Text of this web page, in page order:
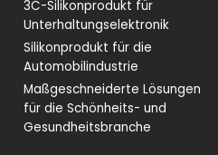
3C-Silikonprodukt für
Unterhaltungselektronik
Silikonprodukt für die
Automobilindustrie
Maßgeschneiderte Lösungen
für die Schönheits- und
Gesundheitsbranche